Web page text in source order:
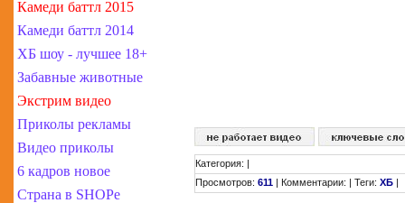
Камеди баттл 2015
Камеди баттл 2014
ХБ шоу - лучшее 18+
Забавные животные
Экстрим видео
Приколы рекламы
Видео приколы
6 кадров новое
Страна в SHOPe
Категория: |
Просмотров: 611 | Комментарии: | Теги: ХБ |